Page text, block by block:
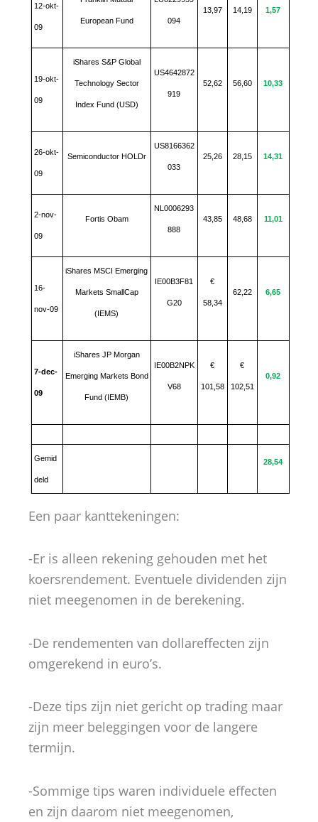
12-okt-
09
European Fund 094
13,97 14,19 1,57
19-okt-
09
iShares S&P Global
Technology Sector
Index Fund (USD)
US4642872
919
52,62 56,60 10,33
26-okt-
09
Semiconductor HOLDr
US8166362
033
25,26 28,15 14,31
2-nov-
09
Fortis Obam
NL0006293
888
43,85 48,68 11,01
16-
nov-09
iShares MSCI Emerging
Markets SmallCap
(IEMS)
IE00B3F81
G20
€
58,34
62,22 6,65
7-dec-
09
iShares JP Morgan
Emerging Markets Bond
Fund (IEMB)
IE00B2NPK
V68
€
101,58
€
102,51
0,92
Gemid
deld
28,54
Een paar kanttekeningen:
-Er is alleen rekening gehouden met het
koersrendement. Eventuele dividenden zijn
niet meegenomen in de berekening.
-De rendementen van dollareffecten zijn
omgerekend in euro’s.
-Deze tips zijn niet gericht op trading maar
zijn meer beleggingen voor de langere
termijn.
-Sommige tips waren individuele effecten
en zijn daarom niet meegenomen,